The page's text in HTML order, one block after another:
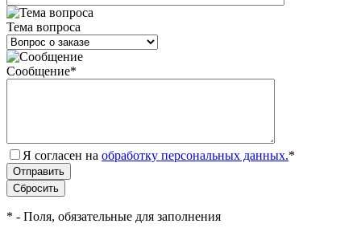
Тема вопроса
Сообщение*
Я согласен на обработку персональных данных.*
* - Поля, обязательные для заполнения